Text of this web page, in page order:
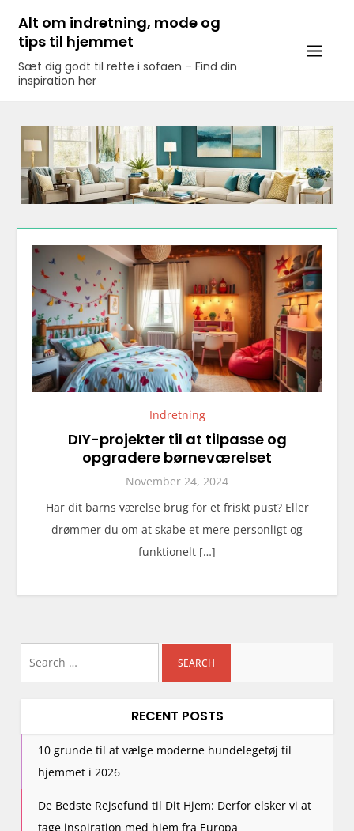
content
Alt om indretning, mode og
tips til hjemmet
Sæt dig godt til rette i sofaen – Find din
inspiration her
Indretning
DIY-projekter til at tilpasse og
opgradere børneværelset
November 24, 2024
Har dit barns værelse brug for et friskt pust? Eller
drømmer du om at skabe et mere personligt og
funktionelt […]
RECENT POSTS
10 grunde til at vælge moderne hundelegetøj til
hjemmet i 2026
De Bedste Rejsefund til Dit Hjem: Derfor elsker vi at
tage inspiration med hjem fra Europa